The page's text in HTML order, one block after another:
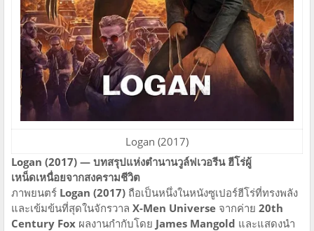
Logan (2017)
Logan (2017) — บทสรุปแห่งตำนานวูล์ฟเวอรีน ฮีโร่ผู้
เหน็ดเหนื่อยจากสงครามชีวิต
ภาพยนตร์ Logan (2017) ถือเป็นหนึ่งในหนังซูเปอร์ฮีโร่ที่ทรงพลัง
และเข้มข้นที่สุดในจักรวาล X-Men Universe จากค่าย 20th
Century Fox ผลงานกำกับโดย James Mangold และแสดงนำ